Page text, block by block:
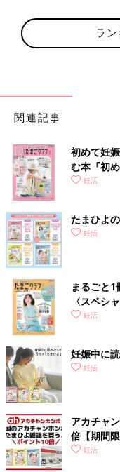
ラ
関連記事
初めて妊
む本『初
妊活
たまひよ
妊活
まるごと1
〈スペシ
妊活
妊娠中に
妊活
アカチャ
倍【期間限
妊活